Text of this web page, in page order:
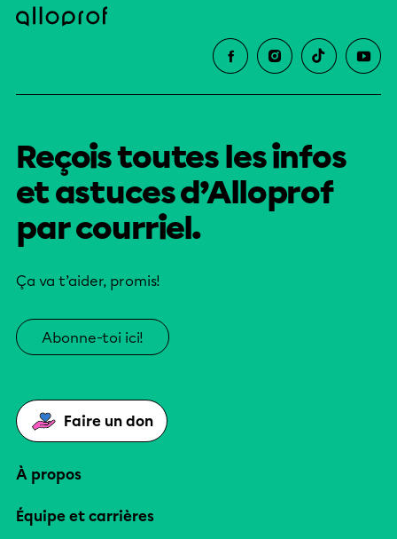
Reçois toutes les infos
et astuces d’Alloprof
par courriel.
Ça va t’aider, promis!
Abonne-toi ici!
Faire un don
À propos
Équipe et carrières